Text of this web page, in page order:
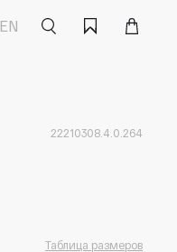
EN Поиск ИзбранноеКорзина
22210308.4.0.264
Таблица размеров